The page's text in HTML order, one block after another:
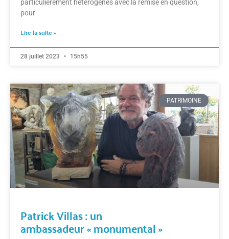
particulièrement hétérogènes avec la remise en question,
pour
Lire la suite »
28 juillet 2023 15h55
PATRIMOINE
Patrick Villas : un
ambassadeur « monumental »